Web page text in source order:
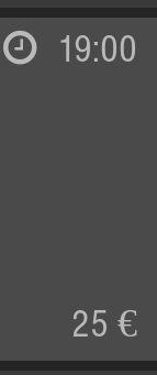
19:00
25 €